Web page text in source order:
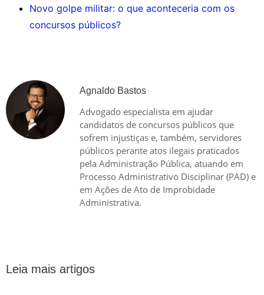
Novo golpe militar: o que aconteceria com os
concursos públicos?
Agnaldo Bastos
Advogado especialista em ajudar
candidatos de concursos públicos que
sofrem injustiças e, também, servidores
públicos perante atos ilegais praticados
pela Administração Pública, atuando em
Processo Administrativo Disciplinar (PAD) e
em Ações de Ato de Improbidade
Administrativa.
Leia mais artigos